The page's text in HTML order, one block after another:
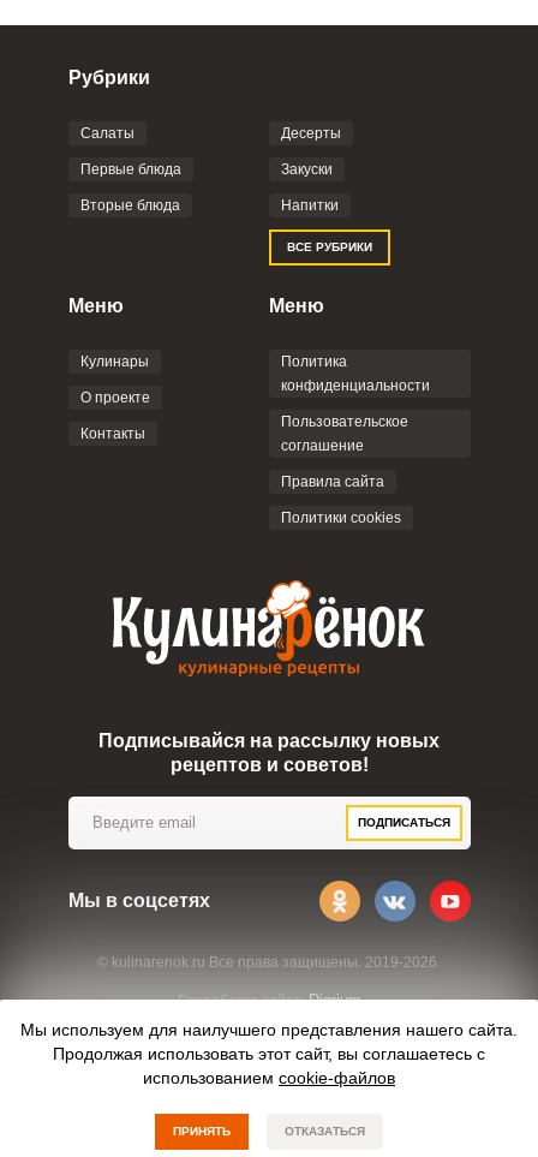
Фото до 4 шт, до 5 mb
Отправляя эту форму, вы соглашаетесь с
Политикой
Пользовательским
соглашением
© kulinarenok.ru Все права защищены. 2019-2026.
Разработка сайта:Digrium
Рубрики
Салаты
Первые блюда
Вторые блюда
Десерты
Закуски
Напитки
ВСЕ РУБРИКИ
Меню
Кулинары
О проекте
Контакты
Меню
Политика
конфиденциальности
Пользовательское
соглашение
Правила сайта
Политики cookies
Подписывайся на рассылку новых
рецептов и советов!
ПОДПИСАТЬСЯ
Мы в соцсетях
Мы используем для наилучшего представления нашего сайта.
Продолжая использовать этот сайт, вы соглашаетесь с
использованием cookie-файлов
ПРИНЯТЬ ОТКАЗАТЬСЯ